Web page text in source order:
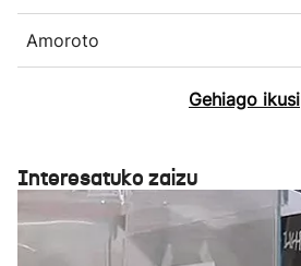
Amoroto
Gehiago ikusi
Interesatuko zaizu